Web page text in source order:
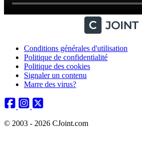
Conditions générales d'utilisation
Politique de confidentialité
Politique des cookies
Signaler un contenu
Marre des virus?
© 2003 - 2026 CJoint.com